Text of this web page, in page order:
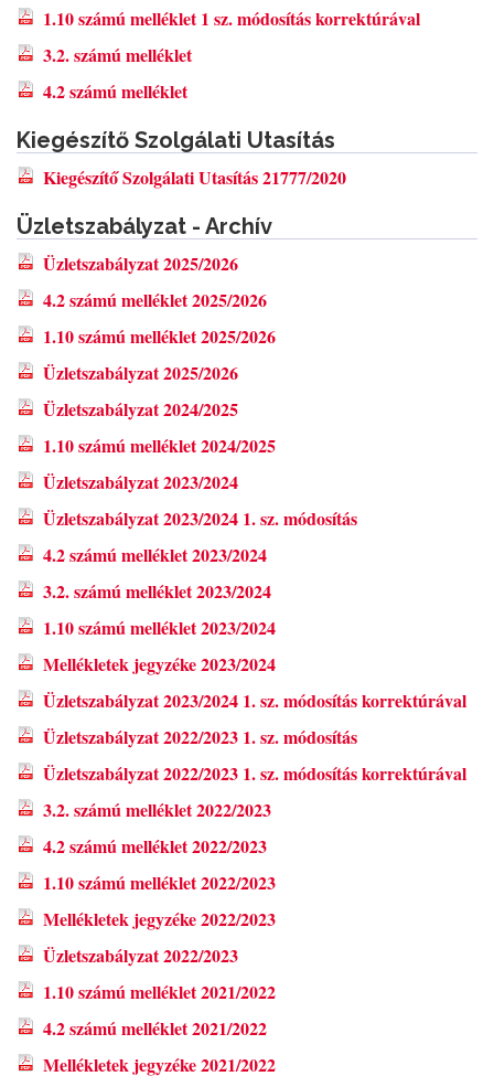
1.10 számú melléklet 1 sz. módosítás korrektúrával
3.2. számú melléklet
4.2 számú melléklet
Kiegészítő Szolgálati Utasítás
Kiegészítő Szolgálati Utasítás 21777/2020
Üzletszabályzat - Archív
Üzletszabályzat 2025/2026
4.2 számú melléklet 2025/2026
1.10 számú melléklet 2025/2026
Üzletszabályzat 2025/2026
Üzletszabályzat 2024/2025
1.10 számú melléklet 2024/2025
Üzletszabályzat 2023/2024
Üzletszabályzat 2023/2024 1. sz. módosítás
4.2 számú melléklet 2023/2024
3.2. számú melléklet 2023/2024
1.10 számú melléklet 2023/2024
Mellékletek jegyzéke 2023/2024
Üzletszabályzat 2023/2024 1. sz. módosítás korrektúrával
Üzletszabályzat 2022/2023 1. sz. módosítás
Üzletszabályzat 2022/2023 1. sz. módosítás korrektúrával
3.2. számú melléklet 2022/2023
4.2 számú melléklet 2022/2023
1.10 számú melléklet 2022/2023
Mellékletek jegyzéke 2022/2023
Üzletszabályzat 2022/2023
1.10 számú melléklet 2021/2022
4.2 számú melléklet 2021/2022
Mellékletek jegyzéke 2021/2022